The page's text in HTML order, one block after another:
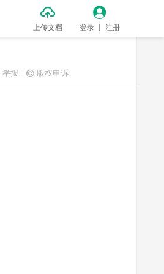

上传文档

登录 注册
举报  版权申诉